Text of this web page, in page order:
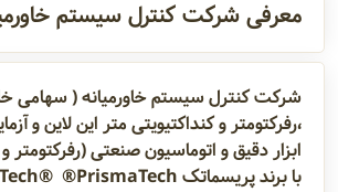
تماس
مدیران و
مسئولین
معرفی شرکت کنترل سیستم
شرکت کنترل سیستم خاورمیانه ( سهامی
،رفرکتومتر و کنداکتیویتی متر این لاین و
ابزار دقیق و اتوماسیون صنعتی (رفرکتومتر
با برند پریسماتک PrismaTech®